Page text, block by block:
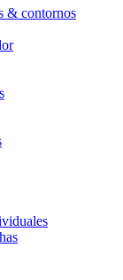
& contornos